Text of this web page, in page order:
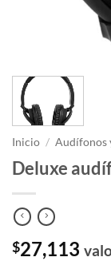
Inicio / Audífonos
Deluxe
$27,113